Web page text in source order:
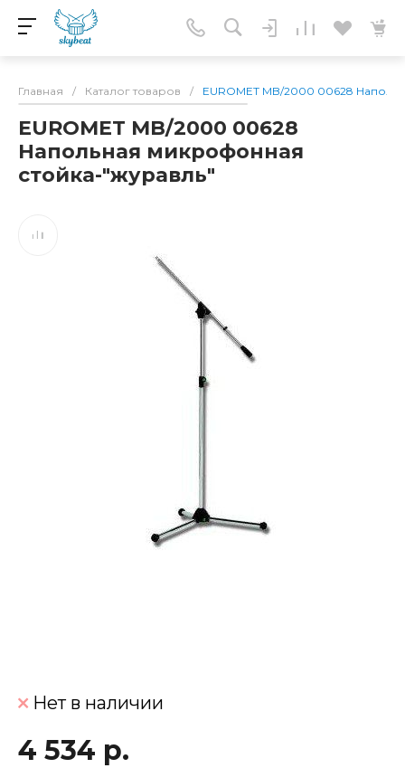
Главная / Каталог товаров / EUROMET MB/2000 00628
EUROMET MB/2000 00628
Напольная микрофонная
стойка-"журавль"
Нет в наличии
4 534 р.